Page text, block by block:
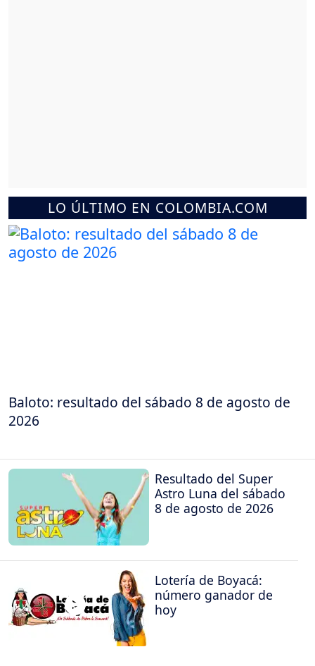
LO ÚLTIMO EN COLOMBIA.COM
Baloto: resultado del sábado 8 de agosto de
2026
Resultado del Super
Astro Luna del sábado
8 de agosto de 2026
Lotería de Boyacá:
número ganador de
hoy